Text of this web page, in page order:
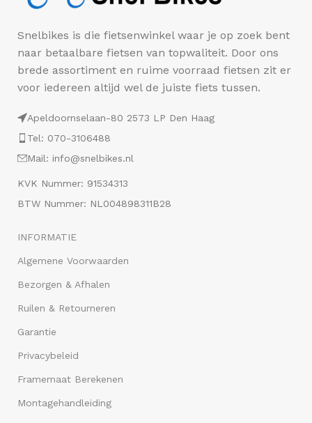
Snelbikes is die fietsenwinkel waar je op zoek bent
naar betaalbare fietsen van topwaliteit. Door ons
brede assortiment en ruime voorraad fietsen zit er
voor iedereen altijd wel de juiste fiets tussen.
Apeldoornselaan-80 2573 LP Den Haag
Tel: 070-3106488
Mail: info@snelbikes.nl
KVK Nummer: 91534313
BTW Nummer: NL004898311B28
INFORMATIE
Algemene Voorwaarden
Bezorgen & Afhalen
Ruilen & Retourneren
Garantie
Privacybeleid
Framemaat Berekenen
Montagehandleiding